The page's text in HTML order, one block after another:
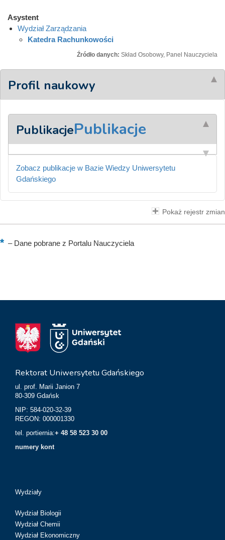
Asystent
Wydział Zarządzania
Katedra Rachunkowości
Źródło danych: Skład Osobowy, Panel Nauczyciela
Profil naukowy
PublikacjePublikacje
Zobacz publikacje w Bazie Wiedzy Uniwersytetu
Gdańskiego
Pokaż rejestr zmian
–Dane pobrane z Portalu Nauczyciela
Rektorat Uniwersytetu Gdańskiego
ul. prof. Marii Janion 7
80-309 Gdańsk
NIP: 584-020-32-39
REGON: 000001330
tel. portiernia:+ 48 58 523 30 00
numery kont
Wydziały
Wydział Biologii
Wydział Chemii
Wydział Ekonomiczny